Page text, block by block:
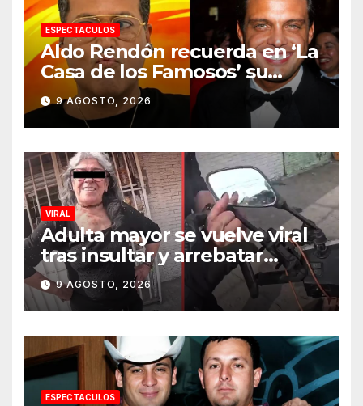
ESPECTACULOS
Aldo Rendón recuerda en ‘La
Casa de los Famosos’ su
encuentro con Luis Miguel
9 AGOSTO, 2026
VIRAL
Adulta mayor se vuelve viral
tras insultar y arrebatar
celular a repartidor
9 AGOSTO, 2026
ESPECTACULOS